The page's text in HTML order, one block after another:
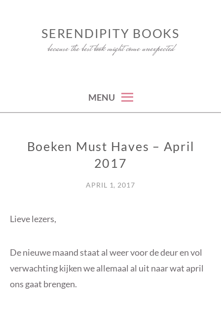
SERENDIPITY BOOKS
because the best book might come unexpected
MENU
BOEKEN
Boeken Must Haves – April
2017
APRIL 1, 2017
Lieve lezers,
De nieuwe maand staat al weer voor de deur en vol
verwachting kijken we allemaal al uit naar wat april
ons gaat brengen.